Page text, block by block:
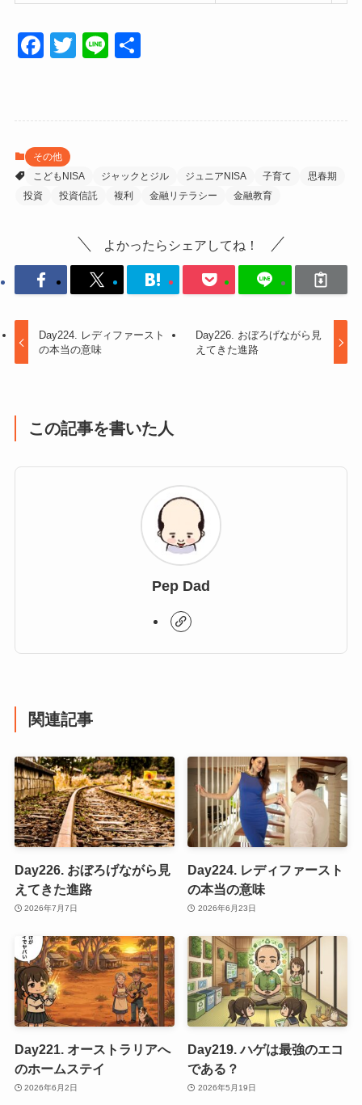
F
e
b
o
T
er
Li
その他
こどもNISA
ジャックとジル ジュニアNISA 子育て
思春期
投資
投資信託 複利 金融リテラシー 金融教育
よかったらシェアしてね！
Day224. レディファースト
の本当の意味
Day226. おぼろげながら見
えてきた進路
この記事を書いた人
Pep Dad
関連記事
Day226. おぼろげながら見
えてきた進路
2026年7月7日
Day224. レディファースト
の本当の意味
2026年6月23日
Day221. オーストラリアへ
のホームステイ
2026年6月2日
Day219. ハゲは最強のエコ
である？
2026年5月19日